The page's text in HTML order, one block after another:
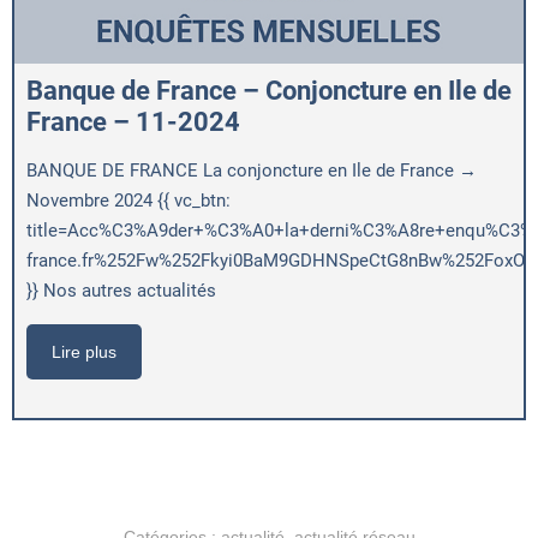
Banque de France – Conjoncture en Ile de
France – 11-2024
BANQUE DE FRANCE La conjoncture en Ile de France →
Novembre 2024 {{ vc_btn:
}} Nos autres actualités
Lire plus